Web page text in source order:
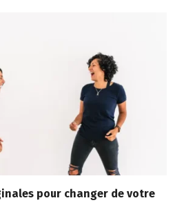
pour changer de votre